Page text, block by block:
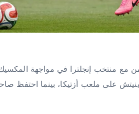
على ملعب أزتيكا، بينما احتفظ